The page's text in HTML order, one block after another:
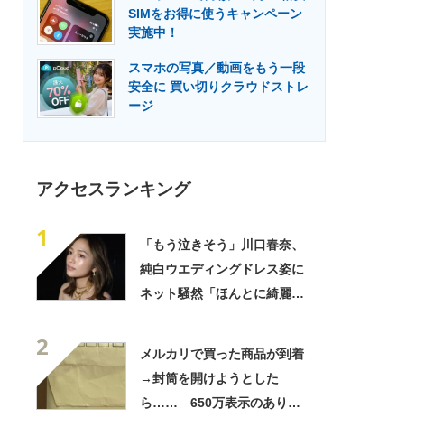
SIMをお得に使うキャンペーン
実施中！
スマホの写真／動画をもう一段
安全に 買い切りクラウドストレ
ージ
アクセスランキング
1
「もう泣きそう」川口春奈、
純白ウエディングドレス姿に
ネット騒然「ほんとに綺麗」
2
メルカリで買った商品が到着
→封筒を開けようとした
ら…… 650万表示のありえ